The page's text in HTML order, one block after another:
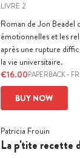
LIVRE 2
Roman de Jon Beadel
émotionnelles et les
après une rupture
la vie universitaire.
€16.00PAPERBACK-
BUY NOW
Patricia Frouin
La p'tite recette